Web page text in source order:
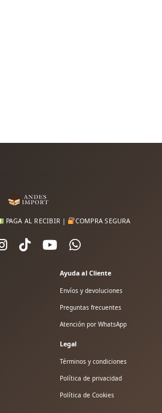
PAGA AL RECIBIR | COMPRA SEGURA
Ayuda al Cliente
Envíos y devoluciones
Preguntas frecuentes
Atención por WhatsApp
Legal
Términos y condiciones
Política de privacidad
Política de Cookies